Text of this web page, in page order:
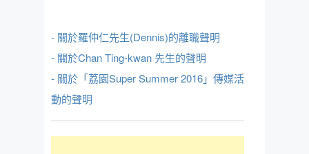
- 關於羅仲仁先生(Dennis)的離職聲明
- 關於Chan Ting-kwan 先生的聲明
- 關於「荔園Super Summer 2016」傳媒活
動的聲明